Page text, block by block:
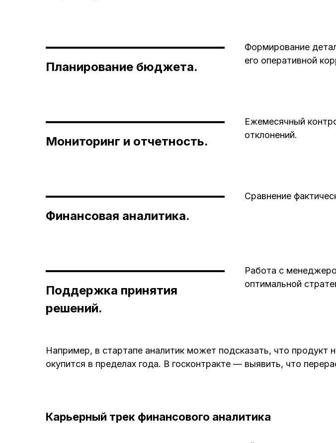
Планирование бюджета.
Формирование
его оперативной
Мониторинг и отчетность.
Ежемесячный
отклонений.
Финансовая аналитика.
Сравнение
Поддержка принятия
решений.
Работа с
оптимальной
Например, в стартапе аналитик может подсказать, что
окупится в пределах года. В госконтракте — выявить, что
Карьерный трек финансового аналитика